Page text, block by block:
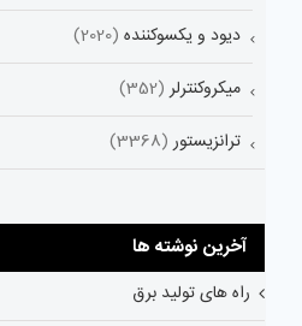
دیود و یکسوکننده (2020)
میکروکنترلر (352)
ترانزیستور (3368)
آخرین نوشته ها
راه های تولید برق